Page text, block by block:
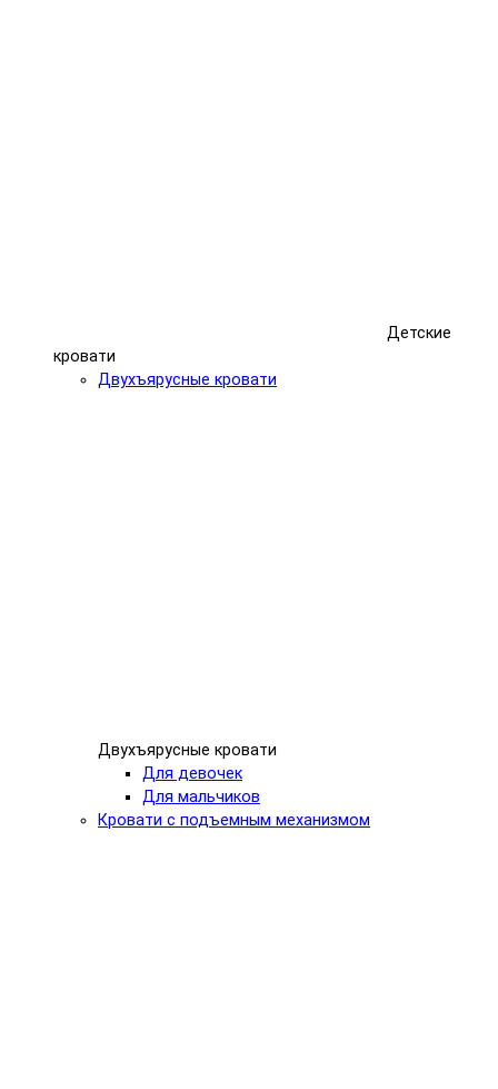
Детские
кровати
Двухъярусные кровати
Двухъярусные кровати
Для девочек
Для мальчиков
Кровати с подъемным механизмом